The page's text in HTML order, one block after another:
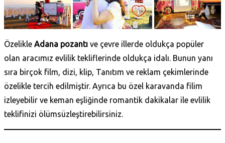
Özelikle Adana pozantı ve çevre illerde oldukça popüler
olan aracımız evlilik tekliflerinde oldukça idalı. Bunun yanı
sıra birçok film, dizi, klip, Tanıtım ve reklam çekimlerinde
özelikle tercih edilmiştir. Ayrıca bu özel karavanda filim
izleyebilir ve keman eşliğinde romantik dakikalar ile evlilik
teklifinizi ölümsüzleştirebilirsiniz.